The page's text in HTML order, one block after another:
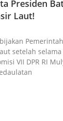
Presiden
Laut!
setelah
VII DPR RI